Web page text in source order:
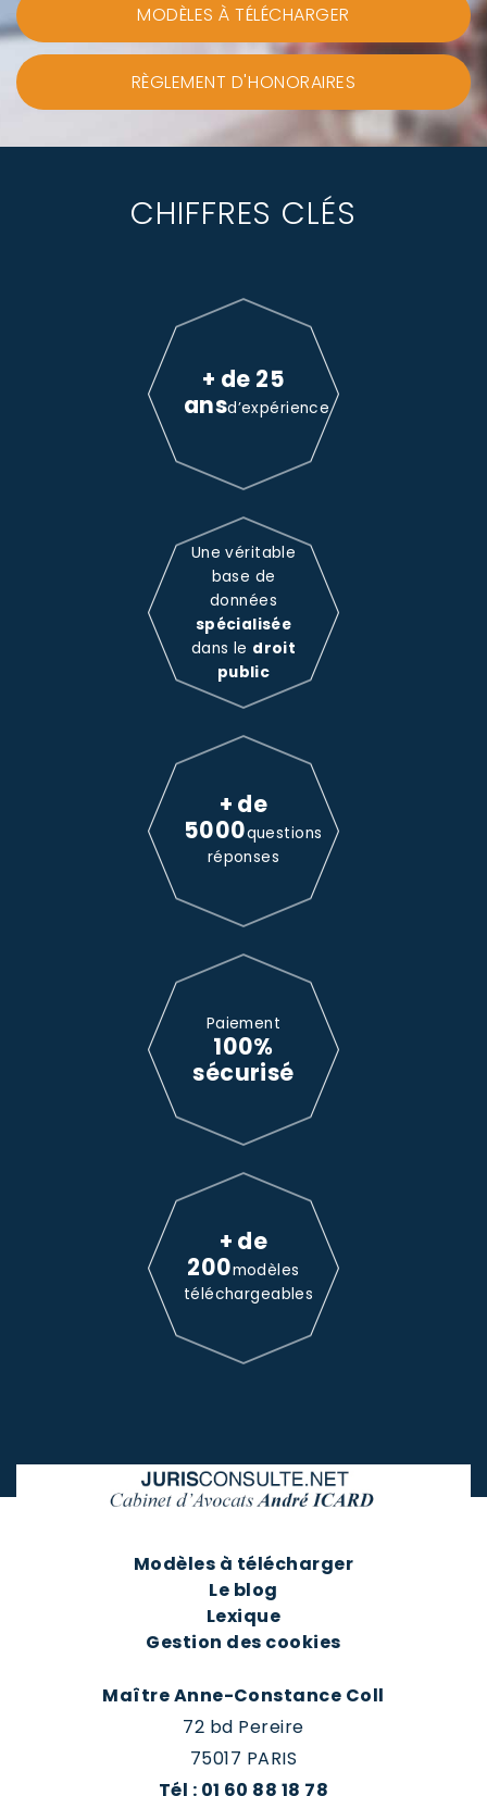
MODÈLES À TÉLÉCHARGER
RÈGLEMENT D'HONORAIRES
CHIFFRES CLÉS
+ de 25
ansd’expérience
Une véritable
base de
données
spécialisée
dans le droit
public
+ de
5000questions
réponses
Paiement
100%
sécurisé
+ de
200modèles
téléchargeables
Modèles à télécharger
Le blog
Lexique
Gestion des cookies
Maître Anne-Constance Coll
72 bd Pereire
75017 PARIS
Tél : 01 60 88 18 78